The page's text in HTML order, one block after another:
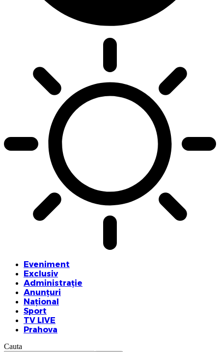
Eveniment
Exclusiv
Administrație
Anunțuri
Național
Sport
TV LIVE
Prahova
Cauta